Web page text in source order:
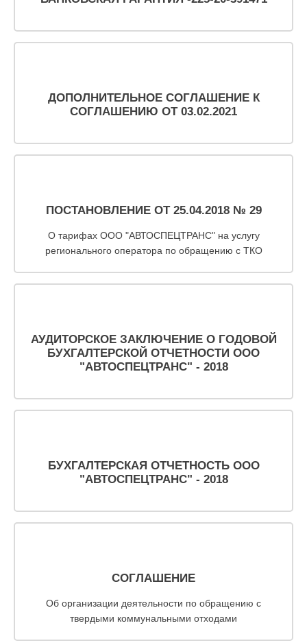
ДОПОЛНИТЕЛЬНОЕ СОГЛАШЕНИЕ К
СОГЛАШЕНИЮ ОТ 03.02.2021
ПОСТАНОВЛЕНИЕ ОТ 25.04.2018 № 29
О тарифах ООО "АВТОСПЕЦТРАНС" на услугу
регионального оператора по обращению с ТКО
АУДИТОРСКОЕ ЗАКЛЮЧЕНИЕ О ГОДОВОЙ
БУХГАЛТЕРСКОЙ ОТЧЕТНОСТИ ООО
"АВТОСПЕЦТРАНС" - 2018
БУХГАЛТЕРСКАЯ ОТЧЕТНОСТЬ ООО
"АВТОСПЕЦТРАНС" - 2018
СОГЛАШЕНИЕ
Об организации деятельности по обращению с
твердыми коммунальными отходами